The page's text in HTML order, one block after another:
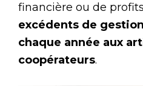
financière ou de
excédents de
chaque année aux
coopérateurs.